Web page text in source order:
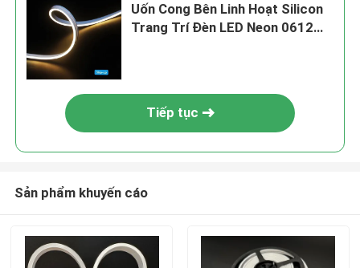
Uốn Cong Bên Linh Hoạt Silicon
Trang Trí Đèn LED Neon 0612
Tiếp tục
Sản phẩm khuyến cáo